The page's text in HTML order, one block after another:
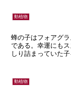
動植物
蜂の子はフォアグ
である。幸運にも
しり詰まっていた
動植物